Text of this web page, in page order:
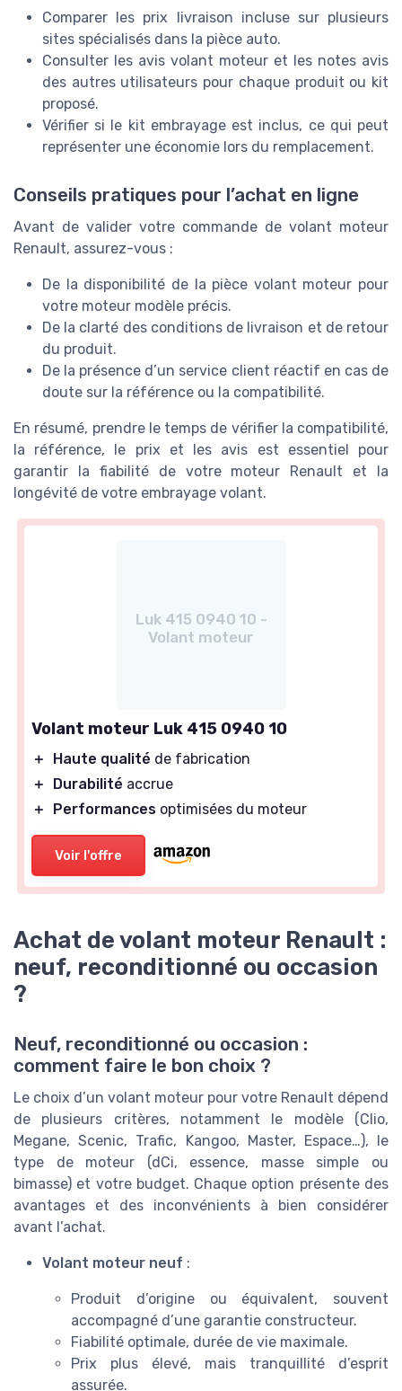
Comparer les prix livraison incluse sur plusieurs
sites spécialisés dans la pièce auto.
Consulter les avis volant moteur et les notes avis
des autres utilisateurs pour chaque produit ou kit
proposé.
Vérifier si le kit embrayage est inclus, ce qui peut
représenter une économie lors du remplacement.
Conseils pratiques pour l’achat en ligne
Avant de valider votre commande de volant moteur
Renault, assurez-vous :
De la disponibilité de la pièce volant moteur pour
votre moteur modèle précis.
De la clarté des conditions de livraison et de retour
du produit.
De la présence d’un service client réactif en cas de
doute sur la référence ou la compatibilité.
En résumé, prendre le temps de vérifier la compatibilité,
la référence, le prix et les avis est essentiel pour
garantir la fiabilité de votre moteur Renault et la
longévité de votre embrayage volant.
Luk 415 0940 10 -
Volant moteur
Volant moteur Luk 415 0940 10
＋ Haute qualité de fabrication
＋
Durabilité accrue
＋
Performances optimisées du moteur
Voir l'offre
Achat de volant moteur Renault :
neuf, reconditionné ou occasion
?
Neuf, reconditionné ou occasion :
comment faire le bon choix ?
Le choix d’un volant moteur pour votre Renault dépend
de plusieurs critères, notamment le modèle (Clio,
Megane, Scenic, Trafic, Kangoo, Master, Espace…), le
type de moteur (dCi, essence, masse simple ou
bimasse) et votre budget. Chaque option présente des
avantages et des inconvénients à bien considérer
avant l’achat.
Volant moteur neuf :
Produit d’origine ou équivalent, souvent
accompagné d’une garantie constructeur.
Fiabilité optimale, durée de vie maximale.
Prix plus élevé, mais tranquillité d’esprit
assurée.